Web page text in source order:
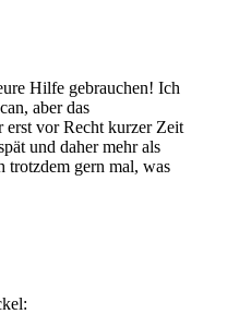
Hilfe gebrauchen! Ich
aber das
erst vor Recht kurzer Zeit
und daher mehr als
trotzdem gern mal, was